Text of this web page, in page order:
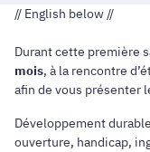
// English below //
Durant cette première
mois, à la rencontre
afin de vous présenter
Développement
ouverture, handicap,